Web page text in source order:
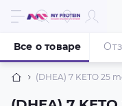
(DHEA) 7 KETO 25
Все о товаре